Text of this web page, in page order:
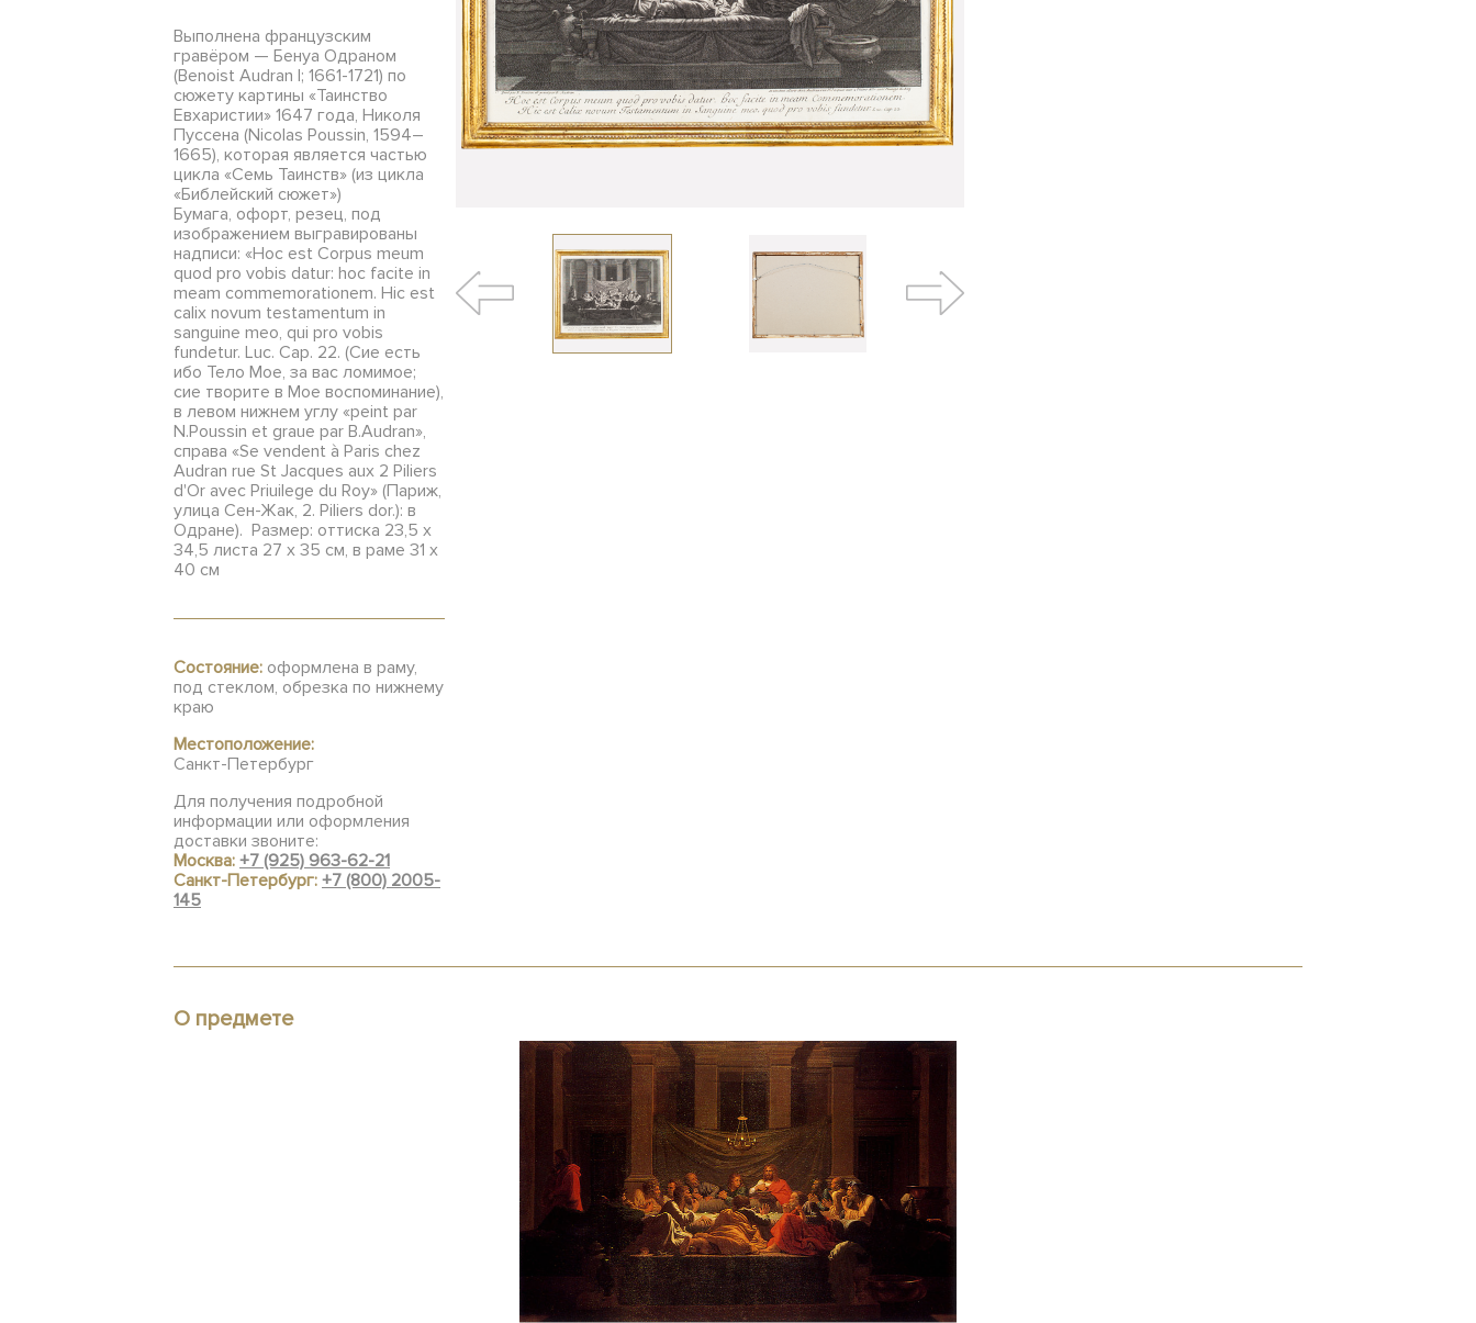
Выполнена французским
гравёром — Бенуа Одраном
(Benoist Audran I; 1661-1721) по
сюжету картины «Таинство
Евхаристии» 1647 года, Николя
Пуссена (Nicolas Poussin, 1594–
1665), которая является частью
цикла «Семь Таинств» (из цикла
«Библейский сюжет»)
Бумага, офорт, резец, под
изображением выгравированы
надписи: «Hoc est Corpus meum
quod pro vobis datur: hoc facite in
meam commemorationem. Hic est
calix novum testamentum in
sanguine meo, qui pro vobis
fundetur. Luc. Cap. 22. (Сие есть
ибо Тело Мое, за вас ломимое;
сие творите в Мое воспоминание),
в левом нижнем углу «peint par
N.Poussin et graue par B.Audran»,
справа «Se vendent à Paris chez
Audran rue St Jacques aux 2 Piliers
d'Or avec Priuilege du Roy» (Париж,
улица Сен-Жак, 2. Piliers dor.): в
Одране). Размер: оттиска 23,5 х
34,5 листа 27 х 35 см, в раме 31 х
40 см
Состояние: оформлена в раму,
под стеклом, обрезка по нижнему
краю
Местоположение:
Санкт-Петербург
Для получения подробной
информации или оформления
доставки звоните:
Москва: +7 (925) 963-62-21
Санкт-Петербург: +7 (800) 2005-
145
О предмете